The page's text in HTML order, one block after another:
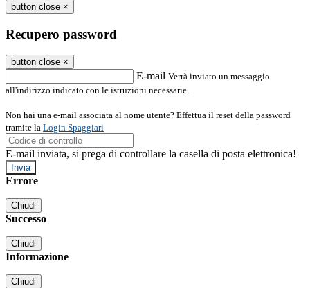
button close ×
Recupero password
button close ×
E-mail Verrà inviato un messaggio
all'indirizzo indicato con le istruzioni necessarie.
Non hai una e-mail associata al nome utente? Effettua il reset della password
tramite la Login Spaggiari
E-mail inviata, si prega di controllare la casella di posta elettronica!
Errore
Chiudi
Successo
Chiudi
Informazione
Chiudi